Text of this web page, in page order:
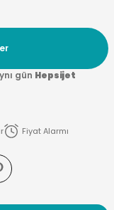
gün Hepsijet
Fiyat Alarmı